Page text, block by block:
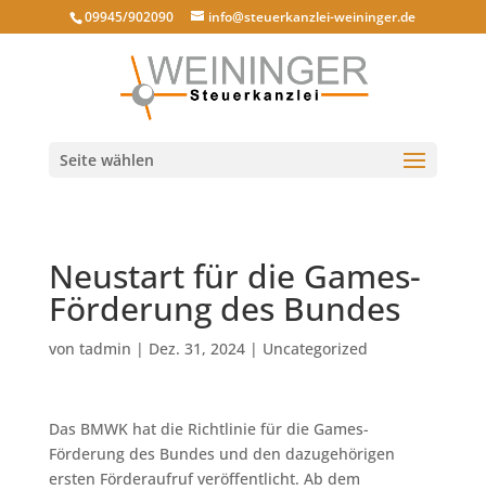
09945/902090 info@steuerkanzlei-weininger.de
Seite wählen
Neustart für die Games-
Förderung des Bundes
von tadmin | Dez. 31, 2024| Uncategorized
Das BMWK hat die Richtlinie für die Games-
Förderung des Bundes und den dazugehörigen
ersten Förderaufruf veröffentlicht. Ab dem